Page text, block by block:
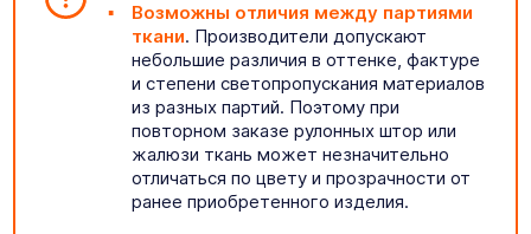
Возможны отличия между партиями
ткани. Производители допускают
небольшие различия в оттенке, фактуре
и степени светопропускания материалов
из разных партий. Поэтому при
повторном заказе рулонных штор или
жалюзи ткань может незначительно
отличаться по цвету и прозрачности от
ранее приобретенного изделия.